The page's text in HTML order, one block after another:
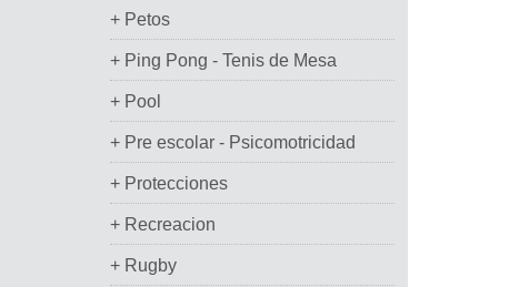
+ Petos
+ Ping Pong - Tenis de Mesa
+ Pool
+ Pre escolar - Psicomotricidad
+ Protecciones
+ Recreacion
+ Rugby